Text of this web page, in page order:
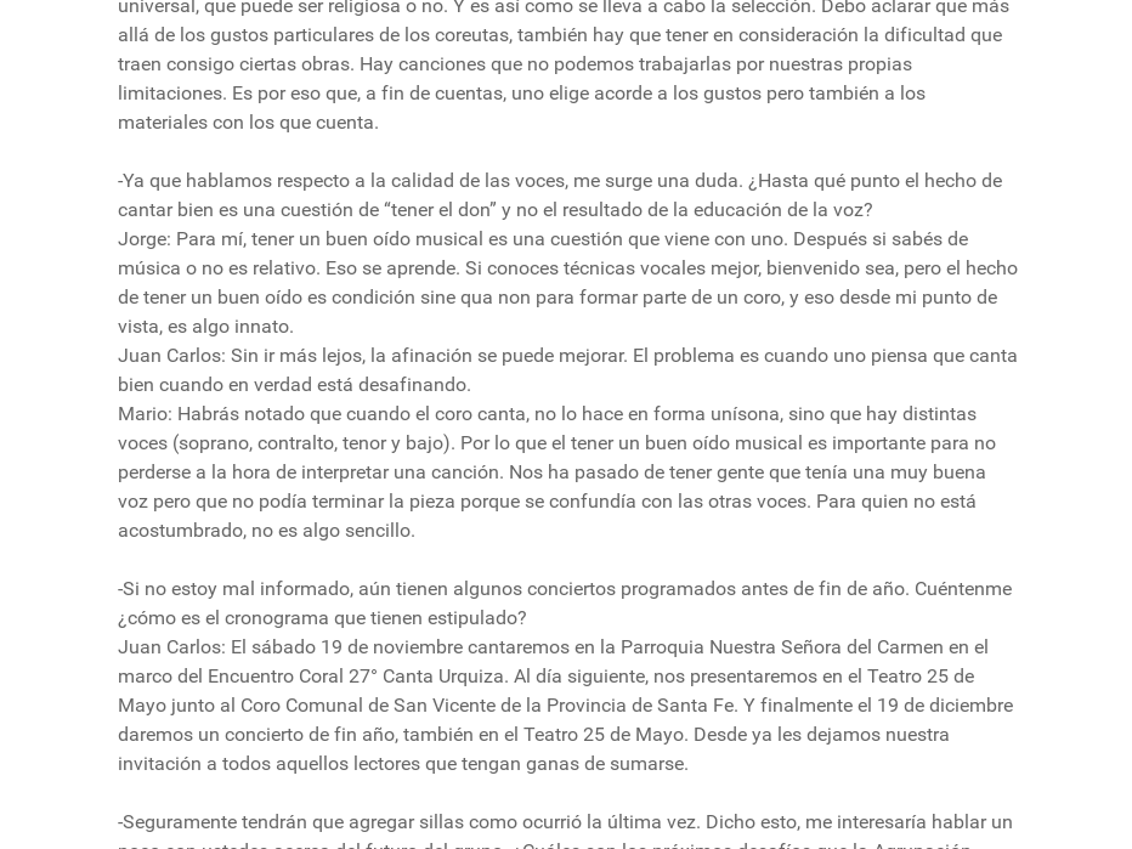
universal, que puede ser religiosa o no. Y es así como se lleva a cabo la selección. Debo aclarar que más
allá de los gustos particulares de los coreutas, también hay que tener en consideración la dificultad que
traen consigo ciertas obras. Hay canciones que no podemos trabajarlas por nuestras propias
limitaciones. Es por eso que, a fin de cuentas, uno elige acorde a los gustos pero también a los
materiales con los que cuenta.
-Ya que hablamos respecto a la calidad de las voces, me surge una duda. ¿Hasta qué punto el hecho de
cantar bien es una cuestión de “tener el don” y no el resultado de la educación de la voz?
Jorge: Para mí, tener un buen oído musical es una cuestión que viene con uno. Después si sabés de
música o no es relativo. Eso se aprende. Si conoces técnicas vocales mejor, bienvenido sea, pero el hecho
de tener un buen oído es condición sine qua non para formar parte de un coro, y eso desde mi punto de
vista, es algo innato.
Juan Carlos: Sin ir más lejos, la afinación se puede mejorar. El problema es cuando uno piensa que canta
bien cuando en verdad está desafinando.
Mario: Habrás notado que cuando el coro canta, no lo hace en forma unísona, sino que hay distintas
voces (soprano, contralto, tenor y bajo). Por lo que el tener un buen oído musical es importante para no
perderse a la hora de interpretar una canción. Nos ha pasado de tener gente que tenía una muy buena
voz pero que no podía terminar la pieza porque se confundía con las otras voces. Para quien no está
acostumbrado, no es algo sencillo.
-Si no estoy mal informado, aún tienen algunos conciertos programados antes de fin de año. Cuéntenme
¿cómo es el cronograma que tienen estipulado?
Juan Carlos: El sábado 19 de noviembre cantaremos en la Parroquia Nuestra Señora del Carmen en el
marco del Encuentro Coral 27° Canta Urquiza. Al día siguiente, nos presentaremos en el Teatro 25 de
Mayo junto al Coro Comunal de San Vicente de la Provincia de Santa Fe. Y finalmente el 19 de diciembre
daremos un concierto de fin año, también en el Teatro 25 de Mayo. Desde ya les dejamos nuestra
invitación a todos aquellos lectores que tengan ganas de sumarse.
-Seguramente tendrán que agregar sillas como ocurrió la última vez. Dicho esto, me interesaría hablar un